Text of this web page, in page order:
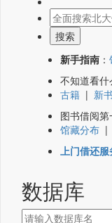
新手指南 ：
不知道看什
古籍 | 新
图书借阅第
馆藏分布 |
上门借还服
数据库